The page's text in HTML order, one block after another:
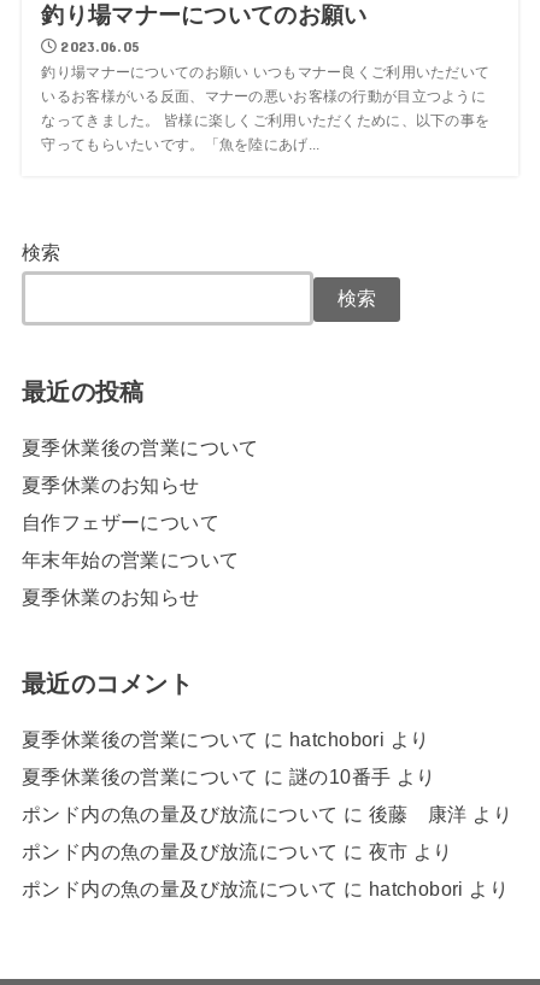
釣り場マナーについてのお願い
2023.06.05
釣り場マナーについてのお願い いつもマナー良くご利用いただいて
いるお客様がいる反面、マナーの悪いお客様の行動が目立つように
なってきました。 皆様に楽しくご利用いただくために、以下の事を
守ってもらいたいです。「魚を陸にあげ...
検索
検索
最近の投稿
夏季休業後の営業について
夏季休業のお知らせ
自作フェザーについて
年末年始の営業について
夏季休業のお知らせ
最近のコメント
夏季休業後の営業について に hatchobori より
夏季休業後の営業について に謎の10番手 より
ポンド内の魚の量及び放流について に 後藤 康洋 より
ポンド内の魚の量及び放流について に 夜市 より
ポンド内の魚の量及び放流について に hatchobori より